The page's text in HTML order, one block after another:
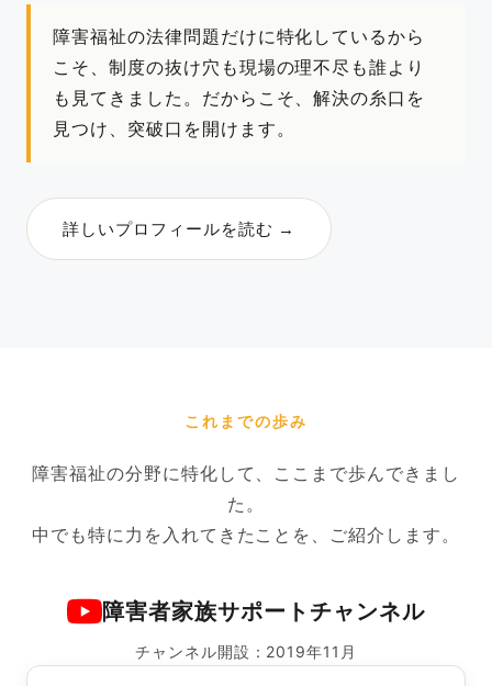
障害福祉の法律問題だけに特化しているから
こそ、制度の抜け穴も現場の理不尽も誰より
も見てきました。だからこそ、解決の糸口を
見つけ、突破口を開けます。
詳しいプロフィールを読む →
これまでの歩み
障害福祉の分野に特化して、ここまで歩んできまし
た。
中でも特に力を入れてきたことを、ご紹介します。
障害者家族サポートチャンネル
チャンネル開設：2019年11月